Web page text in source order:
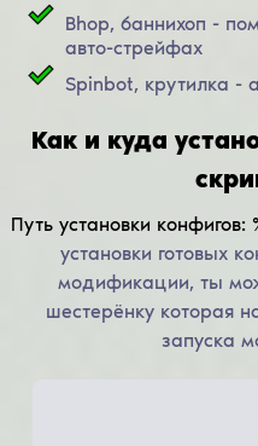
Bhop, баннихоп -
авто-стрейфах
Spinbot, крутилка -
Как и куда
Путь установки конфигов:
установки готовых
модификации, ты
шестерёнку которая
запуска